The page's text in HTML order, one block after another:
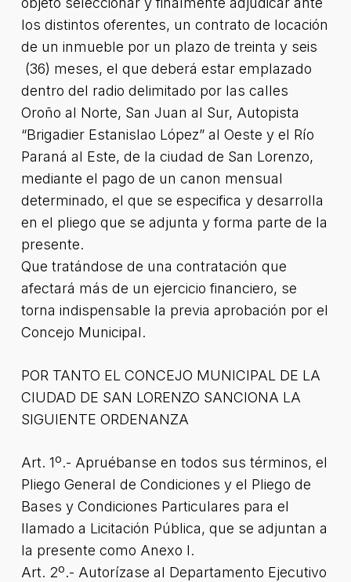
los distintos oferentes, un contrato de locación
de un inmueble por un plazo de treinta y seis
(36) meses, el que deberá estar emplazado
dentro del radio delimitado por las calles
Oroño al Norte, San Juan al Sur, Autopista
“Brigadier Estanislao López” al Oeste y el Río
Paraná al Este, de la ciudad de San Lorenzo,
mediante el pago de un canon mensual
determinado, el que se especifica y desarrolla
en el pliego que se adjunta y forma parte de la
presente.
Que tratándose de una contratación que
afectará más de un ejercicio financiero, se
torna indispensable la previa aprobación por el
Concejo Municipal.
POR TANTO EL CONCEJO MUNICIPAL DE LA
CIUDAD DE SAN LORENZO SANCIONA LA
SIGUIENTE ORDENANZA
Art. 1º.- Apruébanse en todos sus términos, el
Pliego General de Condiciones y el Pliego de
Bases y Condiciones Particulares para el
llamado a Licitación Pública, que se adjuntan a
la presente como Anexo I.
Art. 2º.- Autorízase al Departamento Ejecutivo